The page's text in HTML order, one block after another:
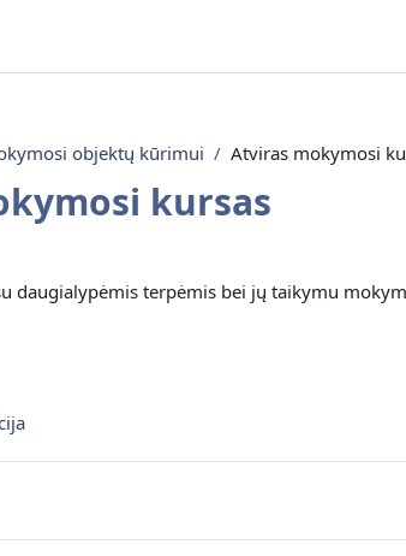
objektų kūrimui
Atviras mokymosi
kursas
daugialypėmis terpėmis bei jų taikymu